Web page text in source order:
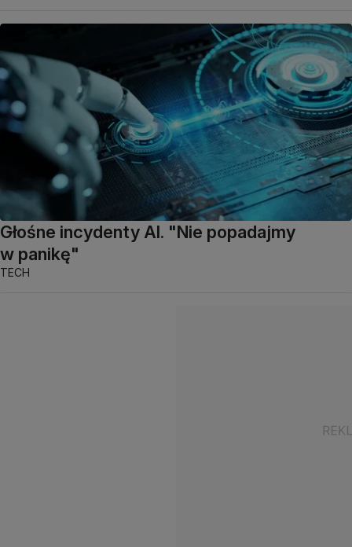
Głośne incydenty AI. "Nie popadajmy
w panikę"
TECH